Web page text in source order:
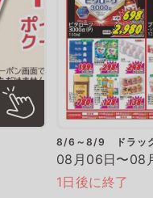
8/6～8/9 ドラッグ
08月06日〜08
1日後に終了